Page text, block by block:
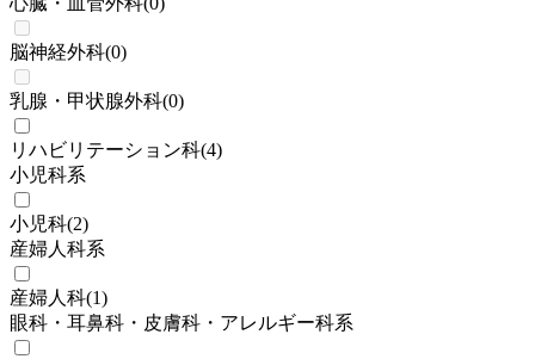
脳神経外科(0)
乳腺・甲状腺外科(0)
リハビリテーション科(4)
小児科系
小児科(2)
産婦人科系
産婦人科(1)
眼科・耳鼻科・皮膚科・アレルギー科系